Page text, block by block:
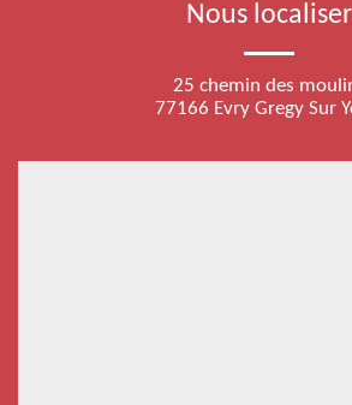
Nous localiser
25 chemin des
77166 Evry Gregy Sur